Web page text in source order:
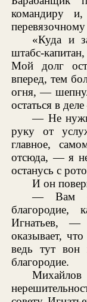
командиру
«Куда и
штабс-
Мой долг
вперед, тем
огня, —
остаться в
— Не
руку от
главное,
отсюда, — я
останусь с
И он
— Вам
благородие,
Игнатьев, —
оказывает,
ведь тут вон
благородие.